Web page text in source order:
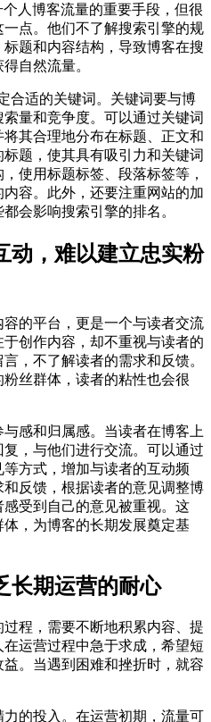
人博客流量的重要手段，但很
点。他们不了解搜索引擎的规
题和内容结构，导致博客在搜
自然流量。
合适的关键词。关键词要与博
量和竞争度。可以通过关键词
其合理地分布在标题、正文和
题，使其具有吸引力和关键词
使用标题标签、段落标签等，
容。此外，还要注重网站的加
会影响搜索引擎的排名。
动，难以建立忠实粉
的平台，更是一个与读者交流
创作内容，却不重视与读者的
，不了解读者的需求和反馈。
丝群体，读者的粘性也会很
感和归属感。当读者在博客上
，与他们进行交流。可以通过
方式，增加与读者的互动频
反馈，根据读者的意见调整博
受到自己的意见被重视。这
，为博客的长期发展奠定基
长期运营的耐心
程，需要不断地积累内容、提
运营过程中急于求成，希望短
。当遇到困难和挫折时，就容
的投入。在运营初期，流量可